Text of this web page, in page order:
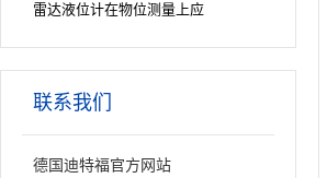
雷达液位计在物位测量上应
联系我们
德国迪特福官方网站